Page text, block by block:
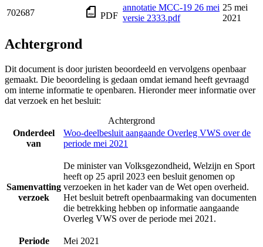
702687 PDF
annotatie MCC-19 26 mei
versie 2333.pdf
25 mei
2021
Achtergrond
Dit document is door juristen beoordeeld en vervolgens openbaar
gemaakt. Die beoordeling is gedaan omdat iemand heeft gevraagd
om interne informatie te openbaren. Hieronder meer informatie over
dat verzoek en het besluit:
Achtergrond
Onderdeel
van
Woo-deelbesluit aangaande Overleg VWS over de
periode mei 2021
Samenvatting
verzoek
De minister van Volksgezondheid, Welzijn en Sport
heeft op 25 april 2023 een besluit genomen op
verzoeken in het kader van de Wet open overheid.
Het besluit betreft openbaarmaking van documenten
die betrekking hebben op informatie aangaande
Overleg VWS over de periode mei 2021.
Periode
Mei 2021